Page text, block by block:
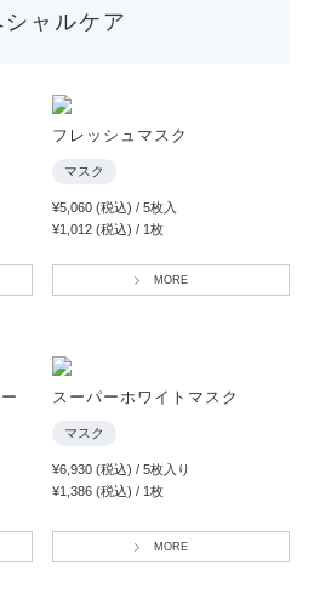
シャルケア
フレッシュマスク
マスク
¥5,060 (税込) / 5枚入
¥1,012 (税込) / 1枚
MORE
スーパーホワイトマスク
マスク
¥6,930 (税込) / 5枚入り
¥1,386 (税込) / 1枚
MORE